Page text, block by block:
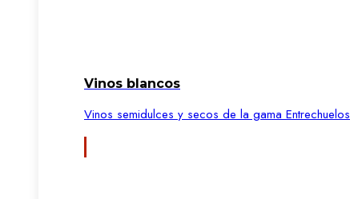
Vinos blancos
Vinos semidulces y secos de la gama Entrechuelos